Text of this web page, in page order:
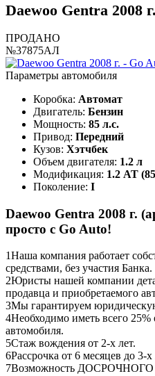
Daewoo Gentra 2008 г.
ПРОДАНО
№37875АЛ
Параметры автомобиля
Коробка: Автомат
Двигатель: Бензин
Мощность: 85 л.с.
Привод: Передний
Кузов: Хэтчбек
Объем двигателя: 1.2 л
Модификация: 1.2 AT
Поколение: I
Daewoo Gentra 2008 г.
просто с Go Auto!
1Наша компания работает
средствами, без участия Банка.
2Юристы нашей компании
продавца и приобретаемого
3Мы гарантируем
4Необходимо иметь всего 25%
автомобиля.
5Стаж вождения от 2-х лет.
6Рассрочка от 6 месяцев до 3-х
7Возможность ДОСРОЧНОГО